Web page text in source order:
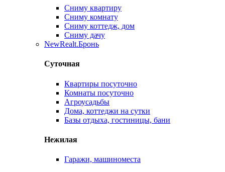
Сниму квартиру
Сниму комнату
Сниму коттедж, дом
Сниму дачу
NewRealt.Бронь
Суточная
Квартиры посуточно
Комнаты посуточно
Агроусадьбы
Дома, коттеджи на сутки
Базы отдыха, гостиницы, бани
Нежилая
Гаражи, машиноместа